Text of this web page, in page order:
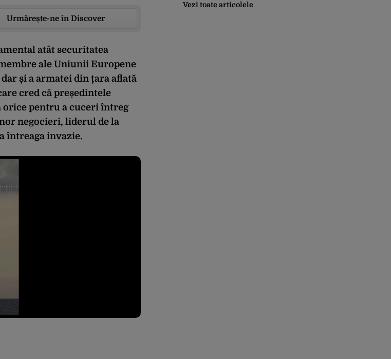
Urmărește-ne în Discover
atât securitatea
ale Uniunii Europene
și a armatei din țara aflată
cred că președintele
orice pentru a cuceri întreg
negocieri, liderul de la
întreaga invazie.
Vezi toate articolele